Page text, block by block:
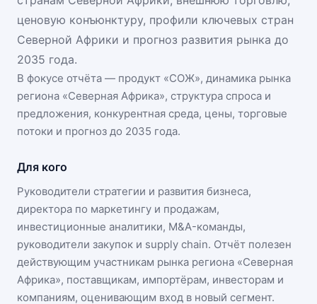
ценовую конъюнктуру, профили ключевых стран
Северной Африки и прогноз развития рынка до
2035 года.
В фокусе отчёта — продукт «СОЖ», динамика рынка
региона «Северная Африка», структура спроса и
предложения, конкурентная среда, цены, торговые
потоки и прогноз до 2035 года.
Для кого
Руководители стратегии и развития бизнеса,
директора по маркетингу и продажам,
инвестиционные аналитики, M&A-команды,
руководители закупок и supply chain. Отчёт полезен
действующим участникам рынка региона «Северная
Африка», поставщикам, импортёрам, инвесторам и
компаниям, оценивающим вход в новый сегмент.